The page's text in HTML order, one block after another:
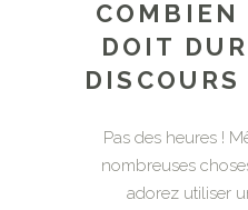
COMBIEN
DOIT
Pas des heures !
nombreuses
adorez utiliser